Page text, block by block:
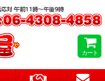
カート